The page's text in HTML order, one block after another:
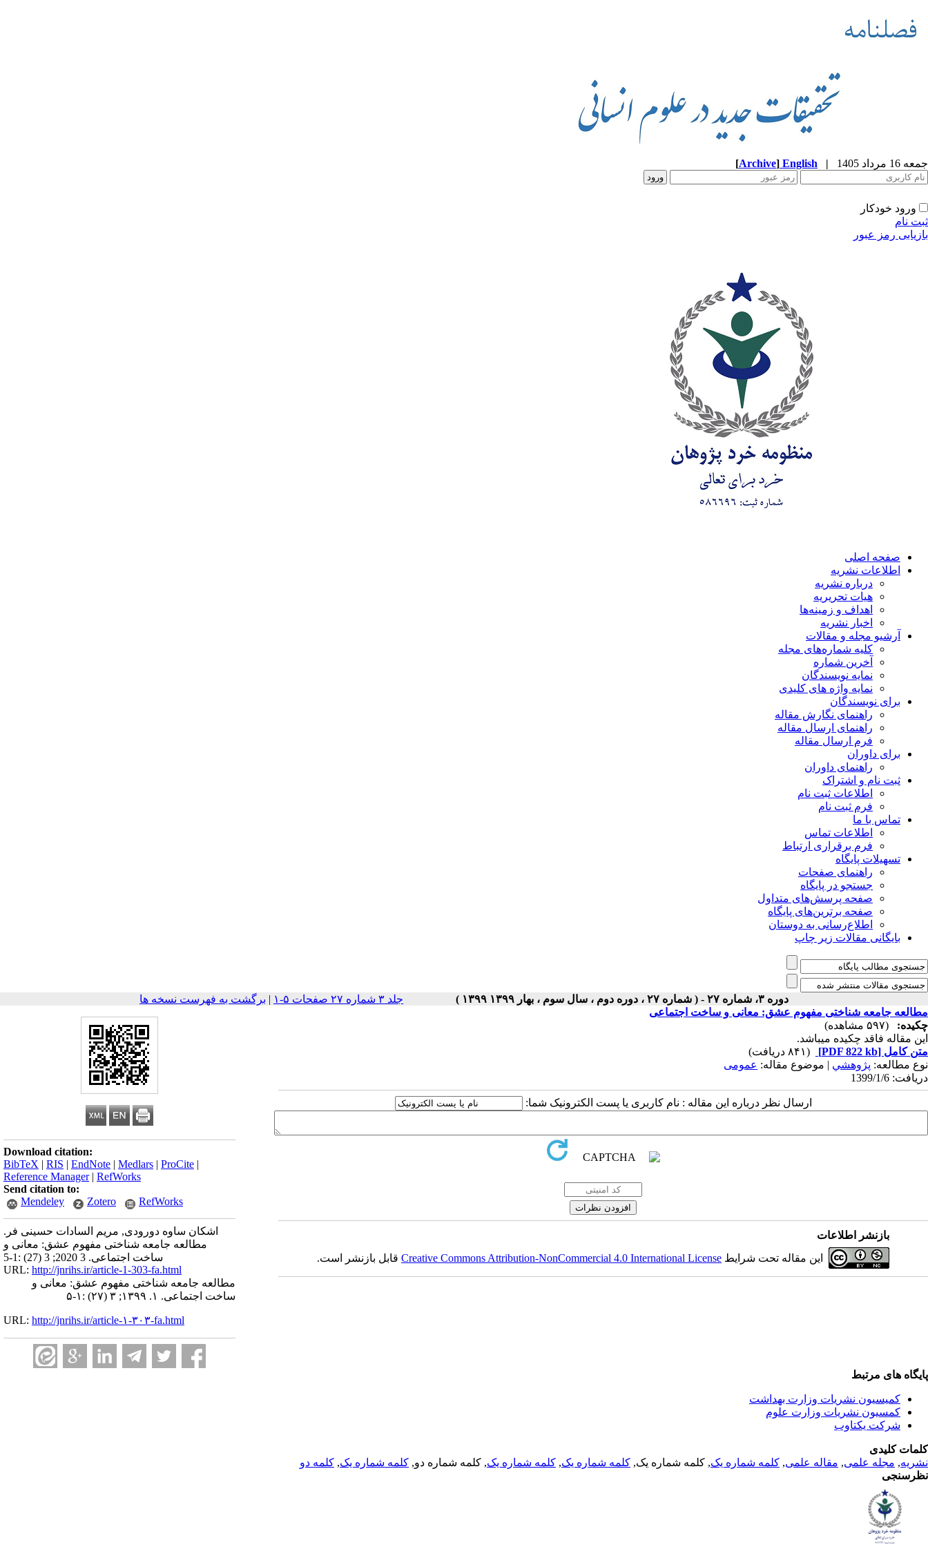
جمعه 16 مرداد 1405 |
English
[Archive]
ورود خودکار
ثبت نام
بازیابی رمز عبور
صفحه اصلی
اطلاعات نشریه
درباره نشریه
هیات تحریریه
اهداف و زمینه‌ها
اخبار نشریه
آرشیو مجله و مقالات
کلیه شماره‌های مجله
آخرین شماره
نمایه نویسندگان
نمایه واژه های کلیدی
برای نویسندگان
راهنمای نگارش مقاله
راهنمای ارسال مقاله
فرم ارسال مقاله
برای داوران
راهنمای داوران
ثبت نام و اشتراک
اطلاعات ثبت نام
فرم ثبت نام
تماس با ما
اطلاعات تماس
فرم برقراری ارتباط
تسهیلات پایگاه
راهنمای صفحات
جستجو در پایگاه
صفحه پرسش‌های متداول
صفحه برترین‌های پایگاه
اطلاع‌رسانی به دوستان
بایگانی مقالات زیر چاپ
دوره ۳، شماره ۲۷ - ( شماره ۲۷ ، دوره دوم ، سال سوم ، بهار ۱۳۹۹ ۱۳۹۹ ) جلد ۳ شماره ۲۷ صفحات ۵-۱ | برگشت به فهرست نسخه ها
Download citation:
BibTeX | RIS | EndNote | Medlars | ProCite |
Reference Manager| RefWorks
Send citation to:
Mendeley
Zotero RefWorks
اشکان ساوه دورودی, مریم السادات حسینی فر.
مطالعه جامعه شناختی مفهوم عشق: معانی و
ساخت اجتماعی. 3 2020; 3 (27) :1-5
URL: http://jnrihs.ir/article-1-303-fa.html
مطالعه جامعه شناختی مفهوم عشق: معانی و
ساخت اجتماعی. ۱. ۱۳۹۹; ۳ (۲۷) :۱-۵
URL: http://jnrihs.ir/article-۱-۳۰۳-fa.html
مطالعه جامعه شناختی مفهوم عشق: معانی و ساخت اجتماعی
چکیده:
(۵۹۷ مشاهده)
این مقاله فاقد چکیده می​باشد.
متن کامل [PDF 822 kb]
(۸۴۱ دریافت)
نوع مطالعه: پژوهشي | موضوع مقاله: عمومى
دریافت: 1399/1/6
ارسال نظر درباره این مقاله : نام کاربری یا پست الکترونیک شما:
بازنشر اطلاعات
این مقاله تحت شرایط Creative Commons Attribution-NonCommercial 4.0 International Licenseقابل بازنشر است.
پایگاه های مرتبط
کمیسیون نشریات وزارت بهداشت
کمسیون نشریات وزارت علوم
شرکت یکتاوب
کلمات کلیدی
نشریه, مجله علمی, مقاله علمی, کلمه شماره یک, کلمه شماره یک, کلمه شماره یک, کلمه شماره یک, کلمه شماره دو, کلمه شماره یک, کلمه دو
نظرسنجی